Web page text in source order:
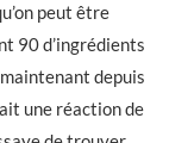
peut être
90 d’ingrédients
depuis
une réaction de